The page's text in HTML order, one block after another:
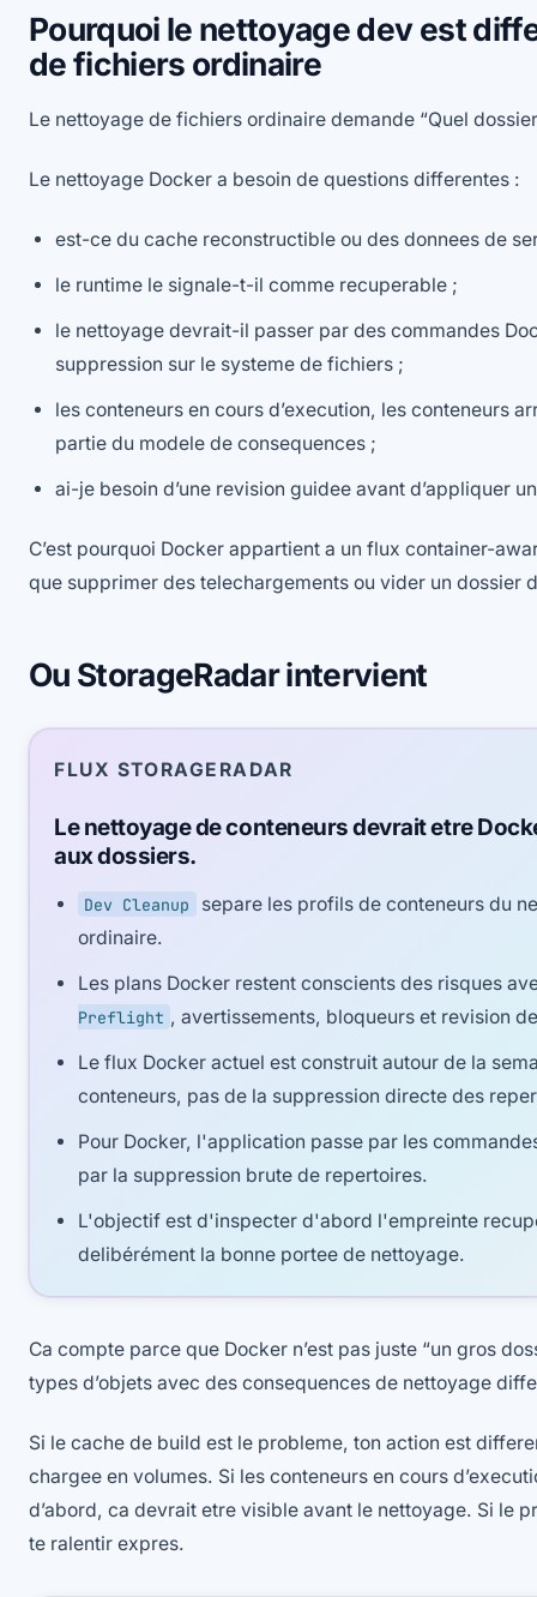
Pourquoi le nettoyage dev est
de fichiers ordinaire
Le nettoyage de fichiers ordinaire demande “Quel
Le nettoyage Docker a besoin de questions differentes :
est-ce du cache reconstructible ou des donnees de
le runtime le signale-t-il comme recuperable ;
le nettoyage devrait-il passer par des commandes
suppression sur le systeme de fichiers ;
les conteneurs en cours d’execution, les conteneurs
partie du modele de consequences ;
ai-je besoin d’une revision guidee avant d’appliquer
C’est pourquoi Docker appartient a un flux container-
que supprimer des telechargements ou vider un dossier
Ou StorageRadar intervient
FLUX STORAGERADAR
Le nettoyage de conteneurs devrait etre
aux dossiers.
Dev Cleanup
separe les profils de conteneurs du
ordinaire.
Les plans Docker restent conscients des risques
Preflight , avertissements, bloqueurs et revision
Le flux Docker actuel est construit autour de la
conteneurs, pas de la suppression directe des
Pour Docker, l'application passe par les
par la suppression brute de repertoires.
L'objectif est d'inspecter d'abord l'empreinte
delibérément la bonne portee de nettoyage.
Ca compte parce que Docker n’est pas juste “un gros
types d’objets avec des consequences de nettoyage
Si le cache de build est le probleme, ton action est
chargee en volumes. Si les conteneurs en cours
d’abord, ca devrait etre visible avant le nettoyage. Si le
te ralentir expres.